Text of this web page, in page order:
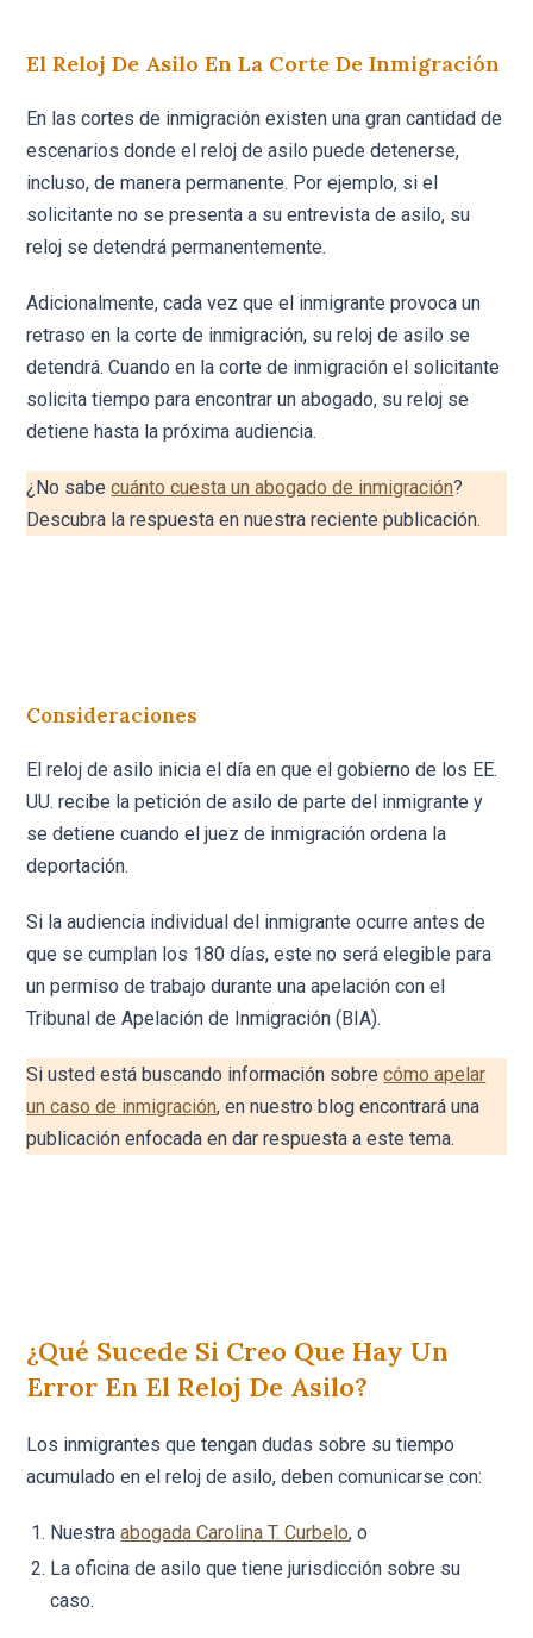
El Reloj De Asilo En La Corte De Inmigración
En las cortes de inmigración existen una gran cantidad de
escenarios donde el reloj de asilo puede detenerse,
incluso, de manera permanente. Por ejemplo, si el
solicitante no se presenta a su entrevista de asilo, su
reloj se detendrá permanentemente.
Adicionalmente, cada vez que el inmigrante provoca un
retraso en la corte de inmigración, su reloj de asilo se
detendrá. Cuando en la corte de inmigración el solicitante
solicita tiempo para encontrar un abogado, su reloj se
detiene hasta la próxima audiencia.
¿No sabecuánto cuesta un abogado de inmigración?
Descubra la respuesta en nuestra reciente publicación.
Consideraciones
El reloj de asilo inicia el día en que el gobierno de los EE.
UU. recibe la petición de asilo de parte del inmigrante y
se detiene cuando el juez de inmigración ordena la
deportación.
Si la audiencia individual del inmigrante ocurre antes de
que se cumplan los 180 días, este no será elegible para
un permiso de trabajo durante una apelación con el
Tribunal de Apelación de Inmigración (BIA).
Si usted está buscando información sobrecómo apelar
un caso de inmigración, en nuestro blog encontrará una
publicación enfocada en dar respuesta a este tema.
¿Qué Sucede Si Creo Que Hay Un
Error En El Reloj De Asilo?
Los inmigrantes que tengan dudas sobre su tiempo
acumulado en el reloj de asilo, deben comunicarse con:
Nuestraabogada Carolina T. Curbelo, o
La oficina de asilo que tiene jurisdicción sobre su
caso.